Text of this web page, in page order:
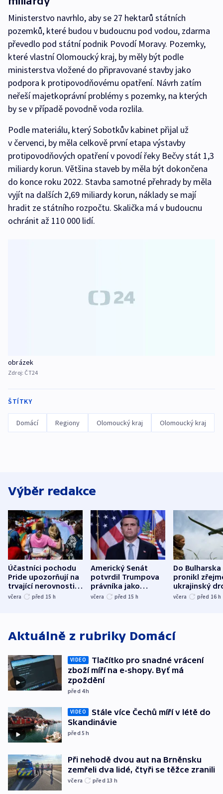
Ministerstvo navrhlo, aby se 27 hektarů státních
pozemků, které budou v budoucnu pod vodou, zdarma
převedlo pod státní podnik Povodí Moravy. Pozemky,
které vlastní Olomoucký kraj, by měly být podle
ministerstva vložené do připravované stavby jako
podpora k protipovodňovému opatření. Návrh zatím
neřeší majetkoprávní problémy s pozemky, na kterých
by se v případě povodně voda rozlila.
Podle materiálu, který Sobotkův kabinet přijal už
v červenci, by měla celkově první etapa výstavby
protipovodňových opatření v povodí řeky Bečvy stát 1,3
miliardy korun. Většina staveb by měla být dokončena
do konce roku 2022. Stavba samotné přehrady by měla
vyjít na dalších 2,69 miliardy korun, náklady se mají
hradit ze státního rozpočtu. Skalička má v budoucnu
ochránit až 110 000 lidí.
obrázek
Zdroj: ČT24
ŠTÍTKY
Domácí Regiony Olomoucký kraj Olomoucký kraj
Výběr redakce
Účastníci pochodu
Pride upozorňují na
trvající nerovnosti i
společenskou
včera před 15 h
Americký Senát
potvrdil Trumpova
právníka jako
ministra
včera před 15 h
Do Bulharska
pronikl
ukrajinský
explodoval
včera před 16 h
Aktuálně z rubriky Domácí
VIDEO
Tlačítko pro snadné vrácení
zboží míří na e-shopy. Byť má
zpoždění
před 4h
VIDEO
Stále více Čechů míří v létě do
Skandinávie
před 5h
Při nehodě dvou aut na Brněnsku
zemřeli dva lidé, čtyři se těžce zranili
včera před 13 h